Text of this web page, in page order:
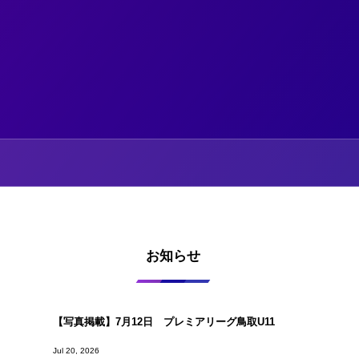
お知らせ
【写真掲載】7月12日 プレミアリーグ鳥取U11
Jul 20, 2026